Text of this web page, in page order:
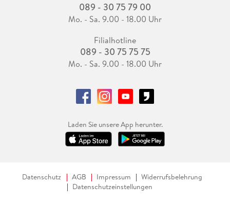
089 - 30 75 79 00
Mo. - Sa. 9.00 - 18.00 Uhr
Filialhotline
089 - 30 75 75 75
Mo. - Sa. 9.00 - 18.00 Uhr
Laden Sie unsere App herunter.
Datenschutz AGB Impressum
Widerrufsbelehrung
Datenschutzeinstellungen